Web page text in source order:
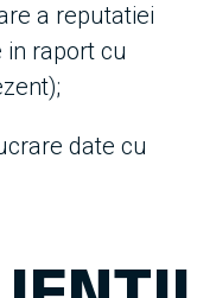
a reputatiei
raport cu
date cu